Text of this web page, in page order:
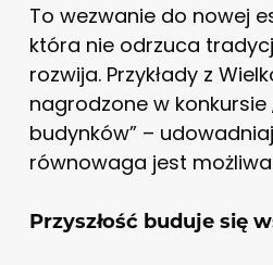
To wezwanie do nowej
która nie odrzuca
rozwija. Przykłady z
nagrodzone w konkursie
budynków” –
równowaga jest
Przyszłość buduje się